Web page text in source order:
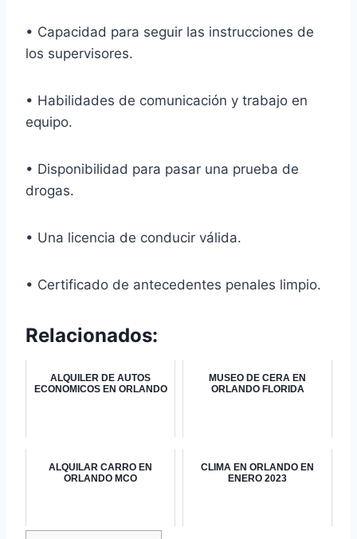
• Capacidad para seguir las instrucciones de
los supervisores.
• Habilidades de comunicación y trabajo en
equipo.
• Disponibilidad para pasar una prueba de
drogas.
• Una licencia de conducir válida.
• Certificado de antecedentes penales limpio.
Relacionados:
ALQUILER DE AUTOS
ECONOMICOS EN ORLANDO
MUSEO DE CERA EN
ORLANDO FLORIDA
ALQUILAR CARRO EN
ORLANDO MCO
CLIMA EN ORLANDO EN
ENERO 2023